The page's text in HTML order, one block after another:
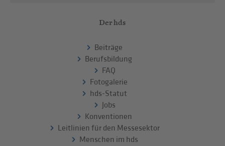
Der hds
Beiträge
Berufsbildung
FAQ
Fotogalerie
hds-Statut
Jobs
Konventionen
Leitlinien für den Messesektor
Menschen im hds